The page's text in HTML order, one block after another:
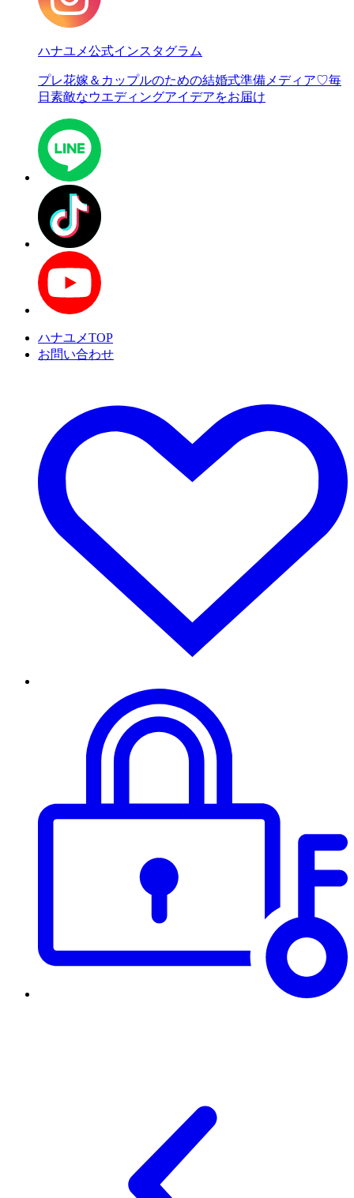
ハナユメ公式インスタグラム
プレ花嫁＆カップルのための結婚式準備メディア♡毎
日素敵なウエディングアイデアをお届け
ハナユメTOP
お問い合わせ